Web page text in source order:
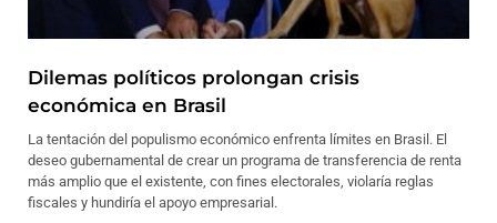
Dilemas políticos prolongan crisis
económica en Brasil
La tentación del populismo económico enfrenta límites en Brasil. El
deseo gubernamental de crear un programa de transferencia de renta
más amplio que el existente, con fines electorales, violaría reglas
fiscales y hundiría el apoyo empresarial.